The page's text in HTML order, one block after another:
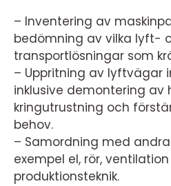
– Inventering av
bedömning av vilka lyft-
transportlösningar som
– Uppritning av lyftvägar
inklusive demontering av
kringutrustning och
behov.
– Samordning med
exempel el, rör,
produktionsteknik.